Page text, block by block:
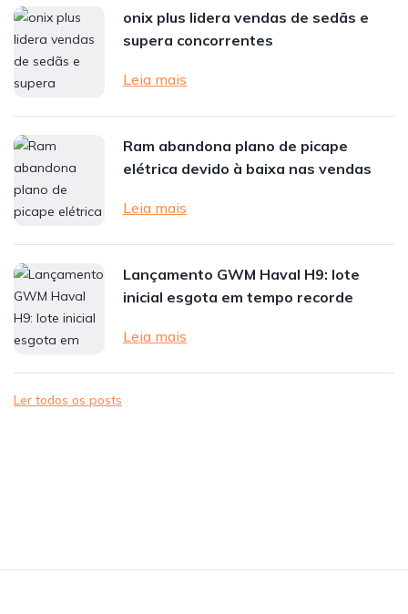
onix plus lidera vendas de sedãs e
supera concorrentes
Leia mais
Ram abandona plano de picape
elétrica devido à baixa nas vendas
Leia mais
Lançamento GWM Haval H9: lote
inicial esgota em tempo recorde
Leia mais
Ler todos os posts